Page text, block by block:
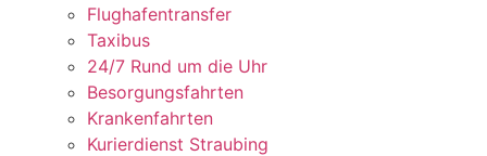
Flughafentransfer
Taxibus
24/7 Rund um die Uhr
Besorgungsfahrten
Krankenfahrten
Kurierdienst Straubing